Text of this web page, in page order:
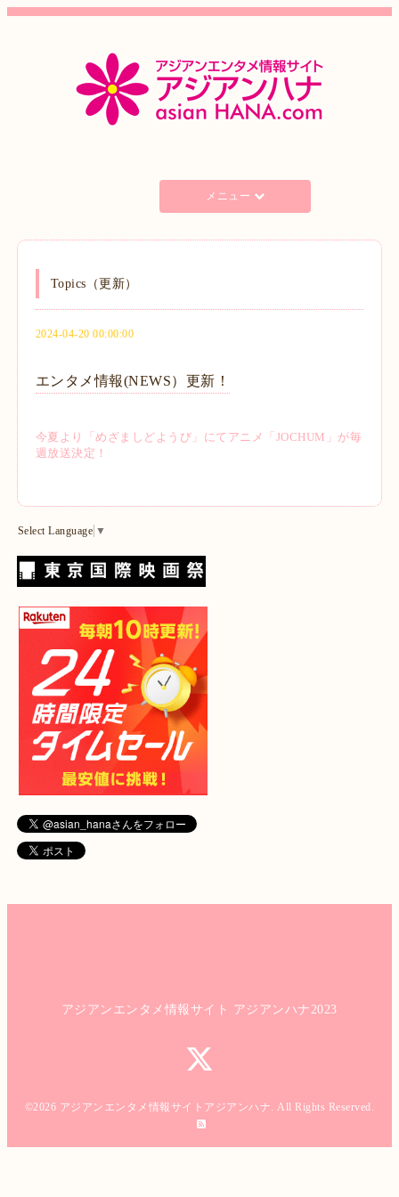
メニュー
Topics（更新）
2024-04-20 00:00:00
エンタメ情報(NEWS）更新！
今夏より「めざましどようび」にてアニメ「JOCHUM」が毎
週放送決定！
Select Language ▼
アジアンエンタメ情報サイト アジアンハナ2023
©2026 アジアンエンタメ情報サイトアジアンハナ. All Rights Reserved.